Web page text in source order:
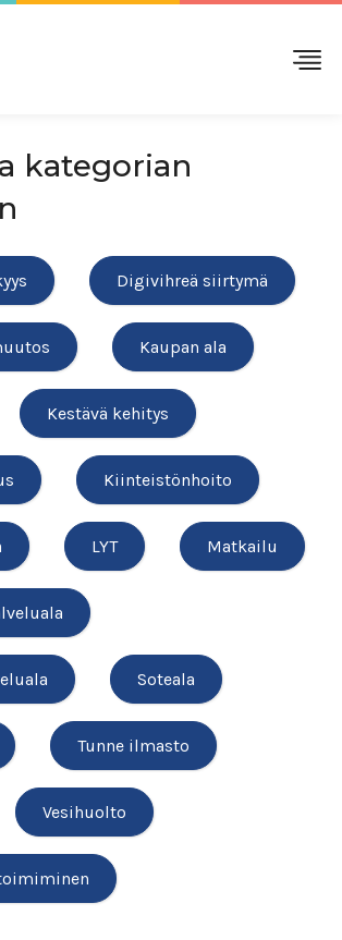
kategorian
Digivihreä siirtymä
Kaupan ala
Kestävä kehitys
Kiinteistönhoito
LYT Matkailu
Soteala
Tunne ilmasto
Vesihuolto